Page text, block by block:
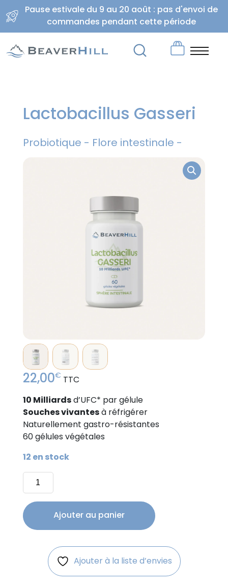
Pause estivale du 9 au 20 août : pas d'envoi de
commandes pendant cette période
Lactobacillus Gasseri
Probiotique - Flore intestinale -
22,00€ TTC
10 Milliardsd’UFC* par gélule
Souches vivantesà réfrigérer
Naturellement gastro-résistantes
60 gélules végétales
12 en stock
quantité
Lactobacillus
Gasseri
Ajouter au panier
Ajouter à la liste d’envies